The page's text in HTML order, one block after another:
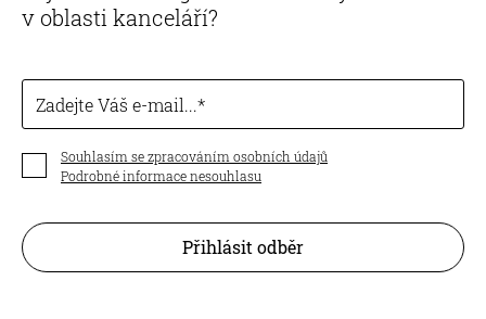
v oblasti kanceláří?
Zadejte Váš e-mail...
Souhlasím se zpracováním osobních údajů
Podrobné informace nesouhlasu
Přihlásit odběr